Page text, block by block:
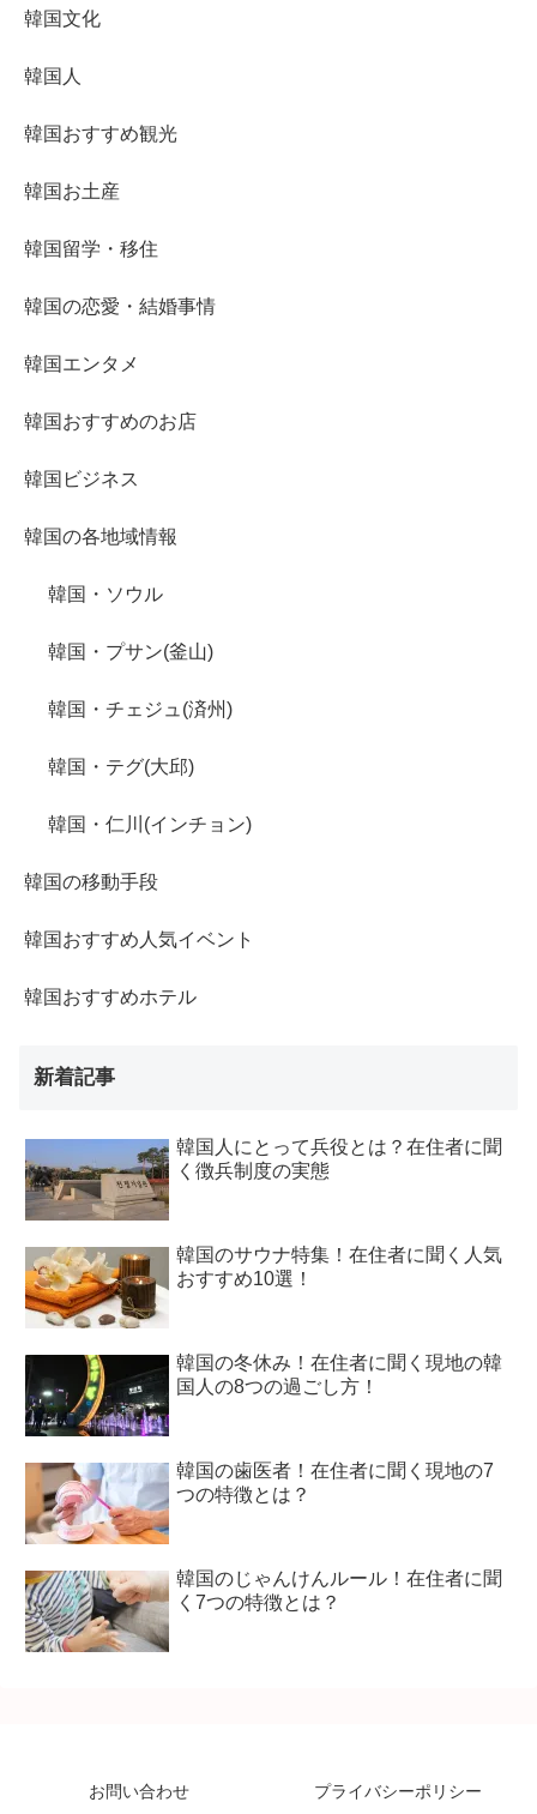
韓国文化
韓国人
韓国おすすめ観光
韓国お土産
韓国留学・移住
韓国の恋愛・結婚事情
韓国エンタメ
韓国おすすめのお店
韓国ビジネス
韓国の各地域情報
韓国・ソウル
韓国・プサン(釜山)
韓国・チェジュ(済州)
韓国・テグ(大邱)
韓国・仁川(インチョン)
韓国の移動手段
韓国おすすめ人気イベント
韓国おすすめホテル
新着記事
韓国人にとって兵役とは？在住者に聞
く徴兵制度の実態
韓国のサウナ特集！在住者に聞く人気
おすすめ10選！
韓国の冬休み！在住者に聞く現地の韓
国人の8つの過ごし方！
韓国の歯医者！在住者に聞く現地の7
つの特徴とは？
韓国のじゃんけんルール！在住者に聞
く7つの特徴とは？
お問い合わせ プライバシーポリシー